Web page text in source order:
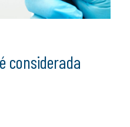
considerada